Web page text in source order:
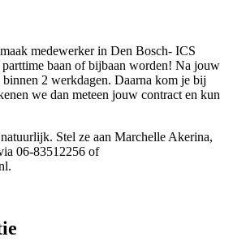
medewerker in Den Bosch- ICS
baan of bijbaan worden! Na jouw
2 werkdagen. Daarna kom je bij
we dan meteen jouw contract en kun
Stel ze aan Marchelle Akerina,
06-83512256 of